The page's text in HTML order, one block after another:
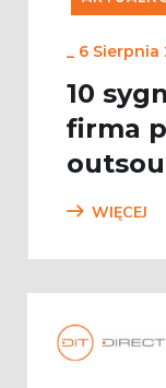
_ 6 Sierpnia
10
firma
WIĘCEJ